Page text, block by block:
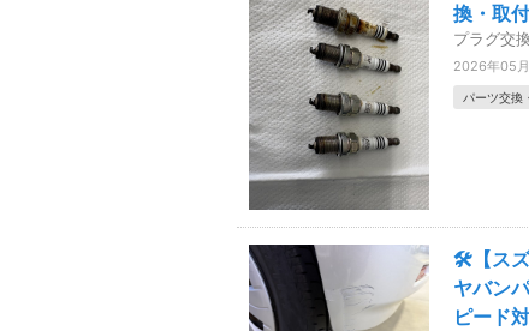
換・取
プラグ交
2026年05
パーツ交換
🛠️【スズ
ヤバン
ピード